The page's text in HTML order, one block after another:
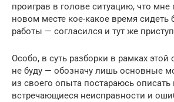
проиграв в голове ситуацию, что мне
новом месте кое-какое время сидеть
работы — согласился и тут же
Особо, в суть разборки в рамках этой
не буду — обозначу лишь основные
из своего опыта постараюсь описать
встречающиеся неисправности и